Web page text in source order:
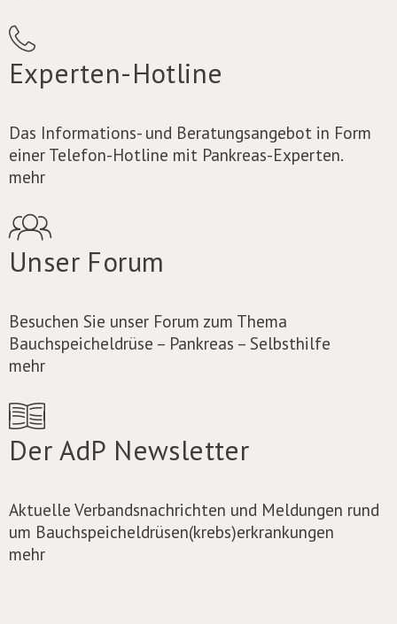
Experten-Hotline
Das Informations- und Beratungsangebot in Form
einer Telefon-Hotline mit Pankreas-Experten.
mehr
Unser Forum
Besuchen Sie unser Forum zum Thema
Bauchspeicheldrüse – Pankreas – Selbsthilfe
mehr
Der AdP Newsletter
Aktuelle Verbandsnachrichten und Meldungen rund
um Bauchspeicheldrüsen(krebs)erkrankungen
mehr